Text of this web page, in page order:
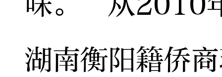
湖南衡阳籍侨